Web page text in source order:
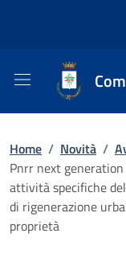
Home / Novità /
Pnrr next
attività specifiche
di rigenerazione
proprietà